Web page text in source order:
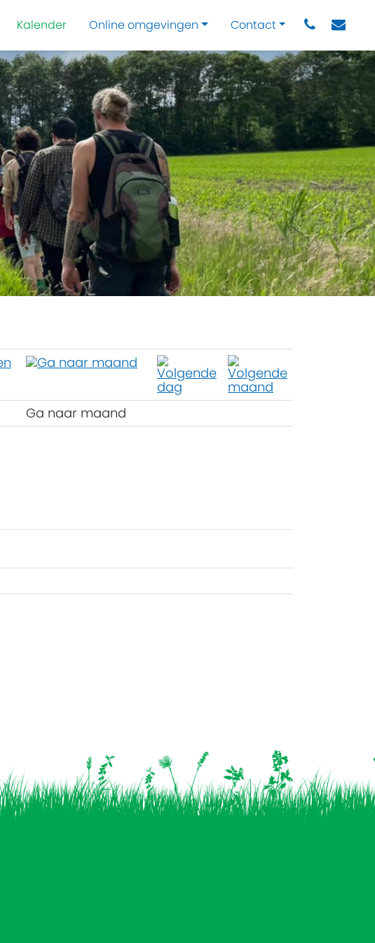
Kalender Online omgevingen Contact
Ga naar maand